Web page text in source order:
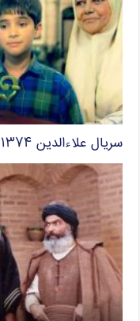
سریال علاءالدین ۱۳۷۴